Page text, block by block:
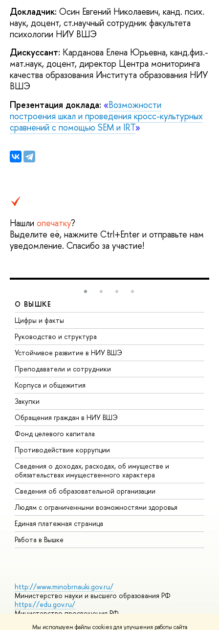
Мы используем файлы cookies для улучшения работы сайта
Докладчик: Осин Евгений Николаевич, канд. псих.
наук, доцент, ст.научный сотрудник факультета
психологии НИУ ВШЭ
Дискуссант: Карданова Елена Юрьевна, канд.физ.-
мат.наук, доцент, директор Центра мониторинга
качества образования Института образования НИУ
ВШЭ
Презентация доклада: «Возможности
построения шкал и проведения кросс-культурных
сравнений с помощью SEM и IRT»
Нашли опечатку?
Выделите её, нажмите Ctrl+Enter и отправьте нам
уведомление. Спасибо за участие!
О ВЫШКЕ
Цифры и факты
Руководство и структура
Устойчивое развитие в НИУ ВШЭ
Преподаватели и сотрудники
Корпуса и общежития
Закупки
Обращения граждан в НИУ ВШЭ
Фонд целевого капитала
Противодействие коррупции
Сведения о доходах, расходах, об имуществе и
обязательствах имущественного характера
Сведения об образовательной организации
Людям с ограниченными возможностями здоровья
Единая платежная страница
Работа в Вышке
http://www.minobrnauki.gov.ru/
Министерство науки и высшего образования РФ
https://edu.gov.ru/
Министерство просвещения РФ
https://elearning.hse.ru/mooc